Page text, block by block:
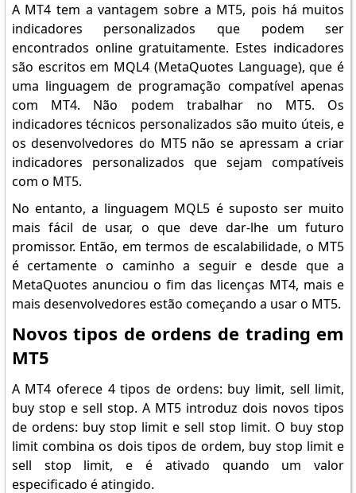
A MT4 tem a vantagem sobre a MT5, pois há muitos
indicadores personalizados que podem ser
encontrados online gratuitamente. Estes indicadores
são escritos em MQL4 (MetaQuotes Language), que é
uma linguagem de programação compatível apenas
com MT4. Não podem trabalhar no MT5. Os
indicadores técnicos personalizados são muito úteis, e
os desenvolvedores do MT5 não se apressam a criar
indicadores personalizados que sejam compatíveis
com o MT5.
No entanto, a linguagem MQL5 é suposto ser muito
mais fácil de usar, o que deve dar-lhe um futuro
promissor. Então, em termos de escalabilidade, o MT5
é certamente o caminho a seguir e desde que a
MetaQuotes anunciou o fim das licenças MT4, mais e
mais desenvolvedores estão começando a usar o MT5.
Novos tipos de ordens de trading em
MT5
A MT4 oferece 4 tipos de ordens: buy limit, sell limit,
buy stop e sell stop. A MT5 introduz dois novos tipos
de ordens: buy stop limit e sell stop limit. O buy stop
limit combina os dois tipos de ordem, buy stop limit e
sell stop limit, e é ativado quando um valor
especificado é atingido.